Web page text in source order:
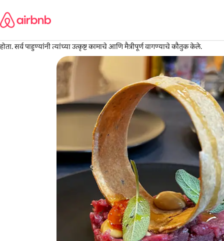
जा
अमेरिका
·जून 2026
होता. सर्व पाहुण्यांनी त्यांच्या उत्कृष्ट कामाचे आणि मैत्रीपूर्ण वागण्याचे कौतुक केले.